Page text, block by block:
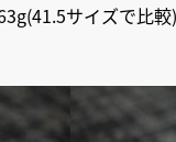
サイズで比